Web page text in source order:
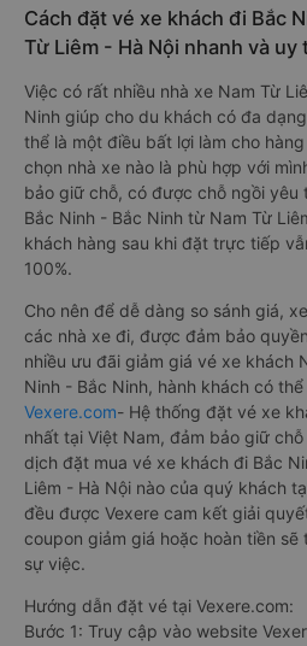
Cách đặt vé xe khách đi Bắc
Từ Liêm - Hà Nội nhanh và uy
Việc có rất nhiều nhà xe Nam Từ
Ninh giúp cho du khách có đa
thể là một điều bất lợi làm cho
chọn nhà xe nào là phù hợp với
bảo giữ chỗ, có được chỗ ngồi yêu
Bắc Ninh - Bắc Ninh từ Nam Từ
khách hàng sau khi đặt trực tiếp
100%.
Cho nên để dễ dàng so sánh giá,
các nhà xe đi, được đảm bảo
nhiều ưu đãi giảm giá vé xe khách
Ninh - Bắc Ninh, hành khách có
Vexere.com- Hệ thống đặt vé xe
nhất tại Việt Nam, đảm bảo giữ
dịch đặt mua vé xe khách đi Bắc
Liêm - Hà Nội nào của quý khách
đều được Vexere cam kết giải
coupon giảm giá hoặc hoàn tiền
sự việc.
Hướng dẫn đặt vé tại Vexere.com:
Bước 1: Truy cập vào website